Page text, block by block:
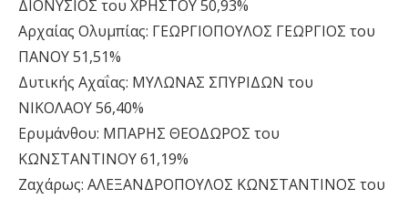
ΔΙΟΝΥΣΙΟΣ του ΧΡΗΣΤΟΥ 50,93%
Αρχαίας Ολυμπίας: ΓΕΩΡΓΙΟΠΟΥΛΟΣ ΓΕΩΡΓΙΟΣ του
ΠΑΝΟΥ 51,51%
Δυτικής Αχαΐας: ΜΥΛΩΝΑΣ ΣΠΥΡΙΔΩΝ του
ΝΙΚΟΛΑΟΥ 56,40%
Ερυμάνθου: ΜΠΑΡΗΣ ΘΕΟΔΩΡΟΣ του
ΚΩΝΣΤΑΝΤΙΝΟΥ 61,19%
Ζαχάρως: ΑΛΕΞΑΝΔΡΟΠΟΥΛΟΣ ΚΩΝΣΤΑΝΤΙΝΟΣ του